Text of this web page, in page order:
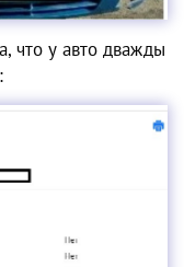
что у авто дважды